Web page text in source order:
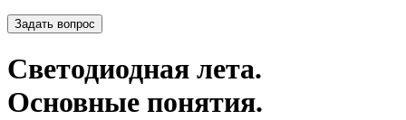
Задать вопрос
Светодиодная лета.
Основные понятия.